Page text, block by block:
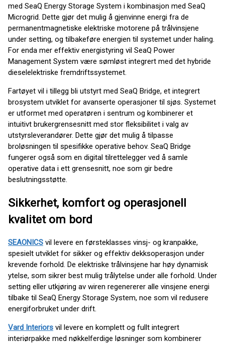
med SeaQ Energy Storage System i kombinasjon med SeaQ
Microgrid. Dette gjør det mulig å gjenvinne energi fra de
permanentmagnetiske elektriske motorene på trålvinsjene
under setting, og tilbakeføre energien til systemet under haling.
For enda mer effektiv energistyring vil SeaQ Power
Management System være sømløst integrert med det hybride
dieselelektriske fremdriftssystemet.
Fartøyet vil i tillegg bli utstyrt med SeaQ Bridge, et integrert
brosystem utviklet for avanserte operasjoner til sjøs. Systemet
er utformet med operatøren i sentrum og kombinerer et
intuitivt brukergrensesnitt med stor fleksibilitet i valg av
utstyrsleverandører. Dette gjør det mulig å tilpasse
broløsningen til spesifikke operative behov. SeaQ Bridge
fungerer også som en digital tilrettelegger ved å samle
operative data i ett grensesnitt, noe som gir bedre
beslutningsstøtte.
Sikkerhet, komfort og operasjonell
kvalitet om bord
SEAONICS vil levere en førsteklasses vinsj- og kranpakke,
spesielt utviklet for sikker og effektiv dekksoperasjon under
krevende forhold. De elektriske trålvinsjene har høy dynamisk
ytelse, som sikrer best mulig trålytelse under alle forhold. Under
setting eller utkjøring av wiren regenererer alle vinsjene energi
tilbake til SeaQ Energy Storage System, noe som vil redusere
energiforbruket under drift.
Vard Interiors vil levere en komplett og fullt integrert
interiørpakke med nøkkelferdige løsninger som kombinerer